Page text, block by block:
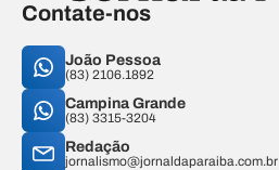
Contate-nos
João Pessoa
(83) 2106.1892
Campina Grande
(83) 3315-3204
Redação
jornalismo@jornaldaparaiba.com.br